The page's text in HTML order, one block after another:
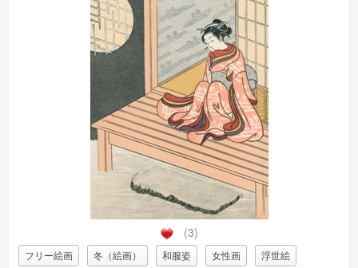
(3)
フリー絵画 冬（絵画） 和服姿 女性画 浮世絵